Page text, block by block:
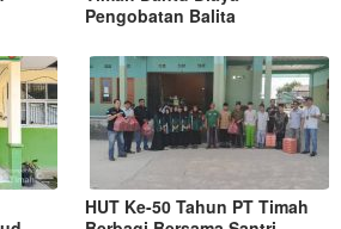
Pengobatan Balita
HUT Ke-50 Tahun PT Timah